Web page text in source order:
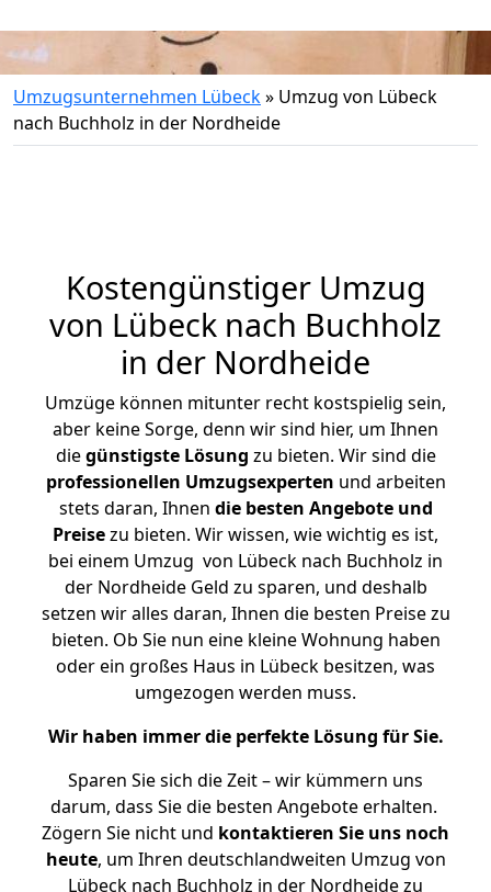
Umzugsunternehmen Lübeck» Umzug von Lübeck
nach Buchholz in der Nordheide
Kostengünstiger Umzug
von Lübeck nach Buchholz
in der Nordheide
Umzüge können mitunter recht kostspielig sein,
aber keine Sorge, denn wir sind hier, um Ihnen
diegünstigste Lösung zu bieten. Wir sind die
professionellen Umzugsexperten und arbeiten
stets daran, Ihnen die besten Angebote und
Preisezu bieten. Wir wissen, wie wichtig es ist,
bei einem Umzug von Lübeck nach Buchholz in
der Nordheide Geld zu sparen, und deshalb
setzen wir alles daran, Ihnen die besten Preise zu
bieten. Ob Sie nun eine kleine Wohnung haben
oder ein großes Haus in Lübeck besitzen, was
umgezogen werden muss.
Wir haben immer die perfekte Lösung für Sie.
Sparen Sie sich die Zeit – wir kümmern uns
darum, dass Sie die besten Angebote erhalten.
Zögern Sie nicht und kontaktieren Sie uns noch
heute, um Ihren deutschlandweiten Umzug von
Lübeck nach Buchholz in der Nordheide zu